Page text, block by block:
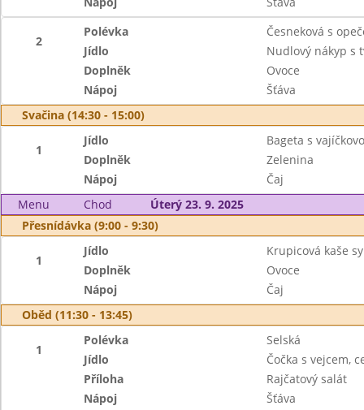
2
Polévka
Česneková s
Jídlo
Nudlový nákyp s
Doplněk
Ovoce
Nápoj
Šťáva
Svačina (14:30 - 15:00)
1
Jídlo
Bageta s
Doplněk
Zelenina
Nápoj
Čaj
Menu
Chod
Úterý 23. 9. 2025
Přesnídávka (9:00 - 9:30)
1
Jídlo
Krupicová kaše
Doplněk
Ovoce
Nápoj
Čaj
Oběd (11:30 - 13:45)
1
Polévka
Selská
Jídlo
Čočka s vejcem,
Příloha
Rajčatový salát
Nápoj
Šťáva